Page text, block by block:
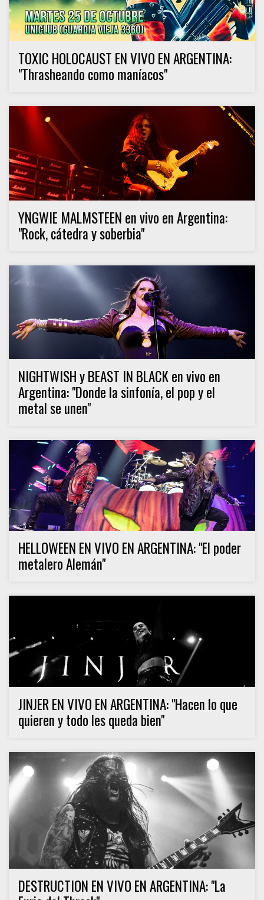
TOXIC HOLOCAUST EN VIVO EN ARGENTINA:
"Thrasheando como maníacos"
YNGWIE MALMSTEEN en vivo en Argentina:
"Rock, cátedra y soberbia"
NIGHTWISH y BEAST IN BLACK en vivo en
Argentina: "Donde la sinfonía, el pop y el
metal se unen"
HELLOWEEN EN VIVO EN ARGENTINA: "El poder
metalero Alemán"
JINJER EN VIVO EN ARGENTINA: "Hacen lo que
quieren y todo les queda bien"
DESTRUCTION EN VIVO EN ARGENTINA: "La